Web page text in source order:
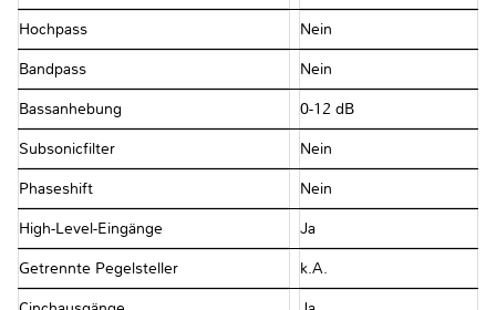
Hochpass Nein
Bandpass Nein
Bassanhebung 0-12 dB
Subsonicfilter Nein
Phaseshift Nein
High-Level-Eingänge Ja
Getrennte Pegelsteller k.A.